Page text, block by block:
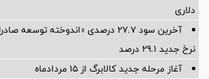
دلاری
آخرین سود ۲۷.۷ درصدی «اندوخته
نرخ جدید ۲۹.۱ درصد
آغاز مرحله جدید کالابرگ از ۱۵ مردادماه